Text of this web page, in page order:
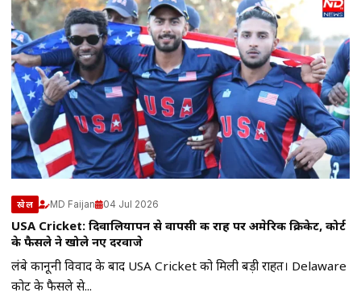
खेल MD Faijan 04 Jul 2026
USA Cricket: दिवालियापन से वापसी की राह पर अमेरिकी क्रिकेट, कोर्ट
के फैसले ने खोले नए दरवाजे
लंबे कानूनी विवाद के बाद USA Cricket को मिली बड़ी राहत। Delaware
कोर्ट के फैसले से...